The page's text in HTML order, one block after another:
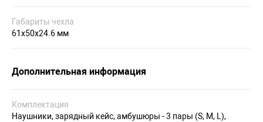
Габариты чехла
61х50х24.6 мм
Дополнительная информация
Комплектация
Наушники, зарядный кейс, амбушюры - 3 пары (S, M, L),